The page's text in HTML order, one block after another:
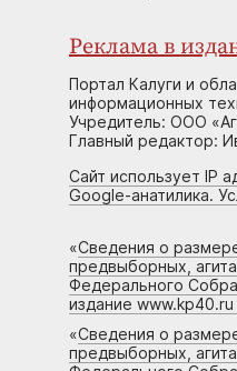
Реклама в
Портал Калуги и
информационных
Учредитель: ООО
Главный редактор:
Сайт использует IP
Google-анатилика.
«Сведения о
предвыборных,
Федерального
издание
«Сведения о
предвыборных,